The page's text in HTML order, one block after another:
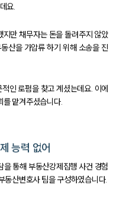
요.
만 채무자는 돈을 돌려주지 않았
산을 가압류 하기 위해 소송을 진
인 로펌을 찾고 계셨는데요. 이에
를 맡겨주셨습니다.
능력 없어
통해 부동산강제집행 사건 경험
동산변호사 팀을 구성하였습니다.